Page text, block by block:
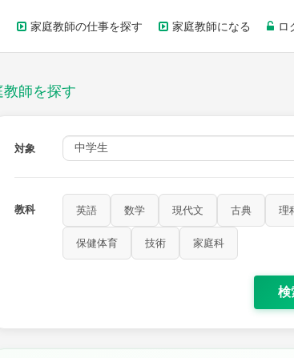
家庭教師の仕事を探す 家庭教師になる ロ
師を探す
対象
教科 英語 数学 現代文 古典 理
保健体育 技術 家庭科
検
芸術 音楽 保健体育 技術 家